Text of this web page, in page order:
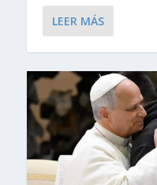
LEER MÁS